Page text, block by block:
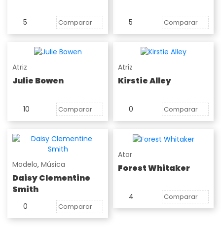
5 Comparar 5 Comparar
Atriz
Julie Bowen
10 Comparar
Atriz
Kirstie Alley
0 Comparar
Modelo, Música
Daisy Clementine
Smith
0 Comparar
Ator
Forest Whitaker
4 Comparar